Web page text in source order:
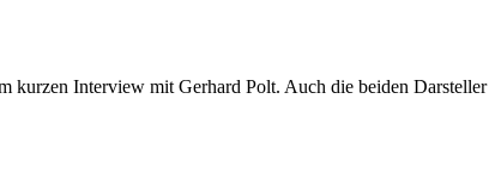
kurzen Interview mit Gerhard Polt. Auch die beiden Darsteller